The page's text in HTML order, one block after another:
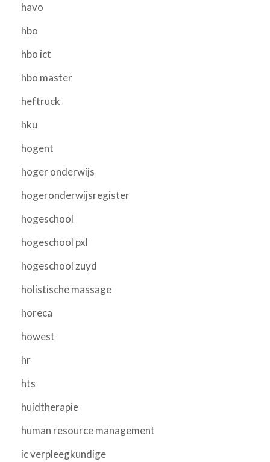
havo
hbo
hbo ict
hbo master
heftruck
hku
hogent
hoger onderwijs
hogeronderwijsregister
hogeschool
hogeschool pxl
hogeschool zuyd
holistische massage
horeca
howest
hr
hts
huidtherapie
human resource management
ic verpleegkundige